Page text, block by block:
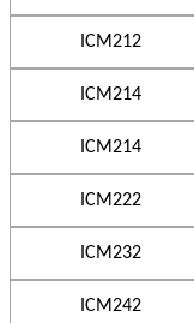
ICM212
ICM214
ICM214
ICM222
ICM232
ICM242